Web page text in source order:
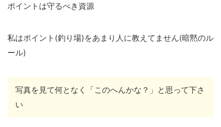
ポイントは守るべき資源
私はポイント(釣り場)をあまり人に教えてません(暗黙のル
ール)
写真を見て何となく「このへんかな？」と思って下さ
い